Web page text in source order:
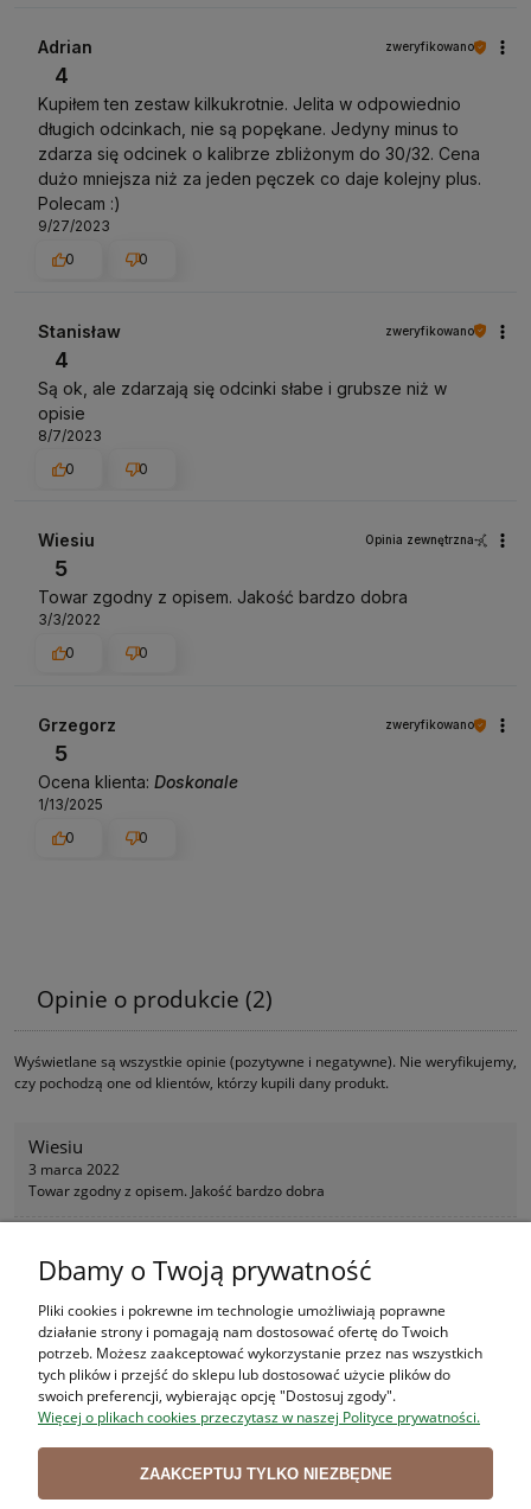
Adrian zweryfikowano
4
Kupiłem ten zestaw kilkukrotnie. Jelita w odpowiednio
długich odcinkach, nie są popękane. Jedyny minus to
zdarza się odcinek o kalibrze zbliżonym do 30/32. Cena
dużo mniejsza niż za jeden pęczek co daje kolejny plus.
Polecam :)
9/27/2023
0
0
Stanisław zweryfikowano
4
Są ok, ale zdarzają się odcinki słabe i grubsze niż w
opisie
8/7/2023
0
0
Wiesiu Opinia zewnętrzna
5
Towar zgodny z opisem. Jakość bardzo dobra
3/3/2022
0
0
Grzegorz zweryfikowano
5
Ocena klienta: Doskonale
1/13/2025
0
0
Opinie o produkcie (2)
Wyświetlane są wszystkie opinie (pozytywne i negatywne). Nie weryfikujemy,
czy pochodzą one od klientów, którzy kupili dany produkt.
Wiesiu
3 marca 2022
Towar zgodny z opisem. Jakość bardzo dobra
Staszek
15 kwietnia 2022
Mocne jelita polecam!
BESTSELLERY
Dbamy o Twoją prywatność
Pliki cookies i pokrewne im technologie umożliwiają poprawne
działanie strony i pomagają nam dostosować ofertę do Twoich
potrzeb. Możesz zaakceptować wykorzystanie przez nas wszystkich
tych plików i przejść do sklepu lub dostosować użycie plików do
swoich preferencji, wybierając opcję "Dostosuj zgody".
Więcej o plikach cookies przeczytasz w naszej Polityce prywatności.
ZAAKCEPTUJ TYLKO NIEZBĘDNE